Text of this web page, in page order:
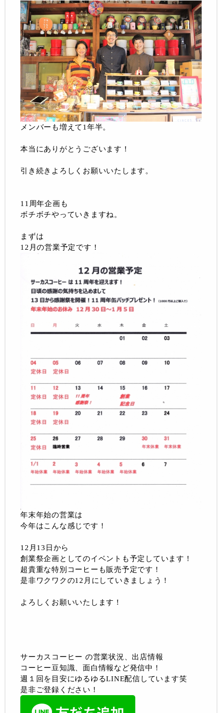
メンバーも増えて1年半。
本当にありがとうございます！
引き続きよろしくお願いいたします。
11周年企画も
ボチボチやっていきますね。
まずは
12月の営業予定です！
年末年始の営業は
今年はこんな感じです！
12月13日から
創業祭企画としてのイベントも予定しています！
超貴重な特別コーヒーも販売予定です！
是非ワクワクの12月にしていきましょう！
よろしくお願いいたします！
サーカスコーヒー の営業状況、出店情報
コーヒー豆知識、面白情報など発信中！
週１回を目安にゆるゆるLINE配信しています笑
是非ご登録ください！